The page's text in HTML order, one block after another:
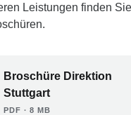
Leistungen finden
Broschüre Direktion
Stuttgart
PDF ∙ 8 MB